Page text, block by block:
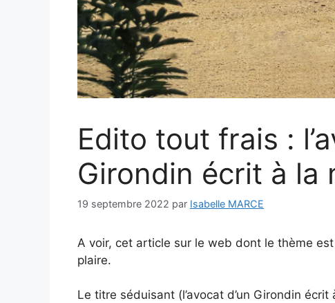
Edito tout frais :
Girondin écrit à la
19 septembre 2022 par Isabelle MARCE
A voir, cet article sur le web dont le thème
plaire.
Le titre séduisant (l’avocat d’un Girondin